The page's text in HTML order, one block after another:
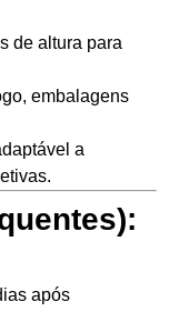
de altura para
embalagens
a
após